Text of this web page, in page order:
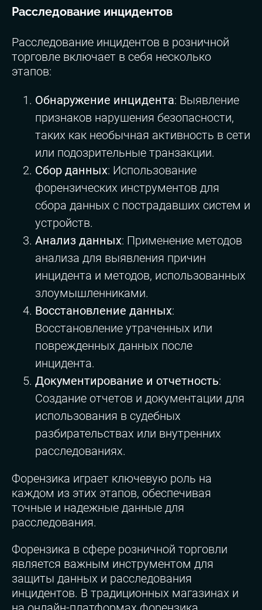
Расследование инцидентов
Расследование инцидентов в розничной
торговле включает в себя несколько
этапов:
Обнаружение инцидента: Выявление
признаков нарушения безопасности,
таких как необычная активность в сети
или подозрительные транзакции.
Сбор данных: Использование
форензических инструментов для
сбора данных с пострадавших систем и
устройств.
Анализ данных: Применение методов
анализа для выявления причин
инцидента и методов, использованных
злоумышленниками.
Восстановление данных:
Восстановление утраченных или
поврежденных данных после
инцидента.
Документирование и отчетность:
Создание отчетов и документации для
использования в судебных
разбирательствах или внутренних
расследованиях.
Форензика играет ключевую роль на
каждом из этих этапов, обеспечивая
точные и надежные данные для
расследования.
Форензика в сфере розничной торговли
является важным инструментом для
защиты данных и расследования
инцидентов. В традиционных магазинах и